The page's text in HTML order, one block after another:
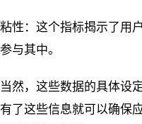
粘性：这个指标揭示了用
参与其中。
当然，这些数据的具体设
有了这些信息就可以确保